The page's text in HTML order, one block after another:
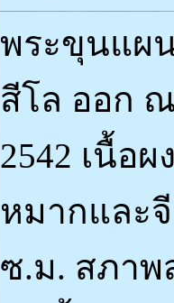
พระขุนแผ
สีโล ออก
2542 เนื้อ
หมากและ
ซ.ม. สภา